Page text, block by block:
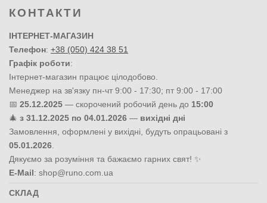
КОНТАКТИ
ІНТЕРНЕТ-МАГАЗИН
Телефон: +38 (050) 424 38 51
Графік роботи:
Інтернет-магазин працює цілодобово.
Менеджер на зв'язку пн-чт 9:00 - 17:30; пт 9:00 - 17:00
📅 25.12.2025 — скорочений робочий день до 15:00
🎄 з 31.12.2025 по 04.01.2026 — вихідні дні
Замовлення, оформлені у вихідні, будуть опрацьовані з
05.01.2026
Дякуємо за розуміння та бажаємо гарних свят! ✨
E-Mail: shop@runo.com.ua
СКЛАД